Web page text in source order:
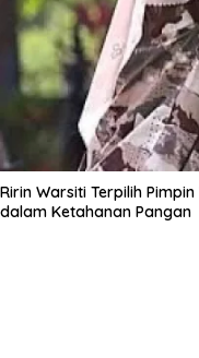
Ririn Warsiti Terpilih
dalam Ketahanan Pangan